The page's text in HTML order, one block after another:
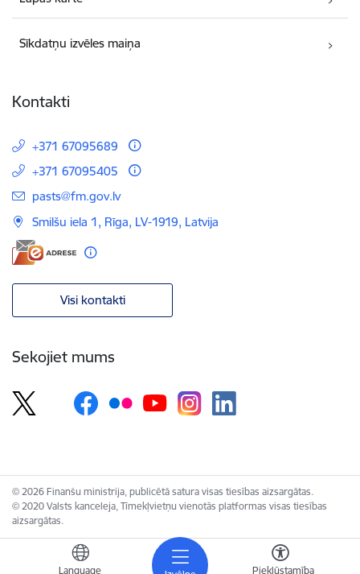
Language Piekļūstamība
Sīkdatņu izvēles maiņa
Kontakti
+371 67095689
+371 67095405
E-pasts:
pasts@fm.gov.lv
Smilšu iela 1, Rīga, LV-1919, Latvija
Visi kontakti
Sekojiet mums
© 2026 Finanšu ministrija, publicētā satura visas tiesības aizsargātas.
© 2020 Valsts kanceleja, Tīmekļvietņu vienotās platformas visas tiesības
aizsargātas.